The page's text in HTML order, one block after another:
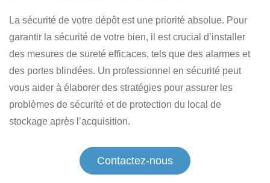
La sécurité de votre dépôt est une priorité absolue. Pour
garantir la sécurité de votre bien, il est crucial d’installer
des mesures de sureté efficaces, tels que des alarmes et
des portes blindées. Un professionnel en sécurité peut
vous aider à élaborer des stratégies pour assurer les
problèmes de sécurité et de protection du local de
stockage après l’acquisition.
Contactez-nous